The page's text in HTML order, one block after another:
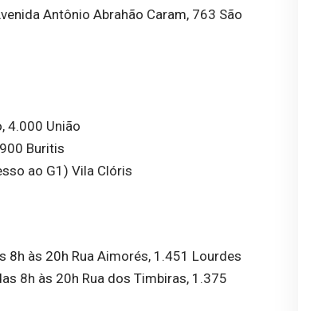
Antônio Abrahão Caram, 763 São
4.000 União
Buritis
ao G1) Vila Clóris
8h às 20h Rua Aimorés, 1.451 Lourdes
8h às 20h Rua dos Timbiras, 1.375